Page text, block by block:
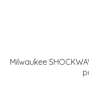
Milwaukee